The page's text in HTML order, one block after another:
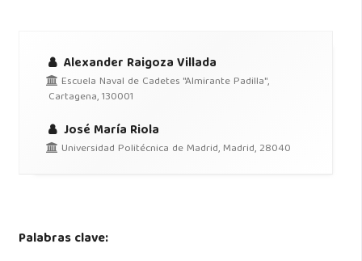
Alexander Raigoza Villada
Escuela Naval de Cadetes "Almirante Padilla",
Cartagena, 130001
José María Riola
Universidad Politécnica de Madrid, Madrid, 28040
Palabras clave: